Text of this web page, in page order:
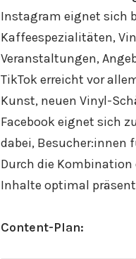
Instagram eignet sich
Kaffeespezialitäten,
Veranstaltungen,
TikTok erreicht vor
Kunst, neuen Vinyl-
Facebook eignet sich
dabei, Besucher:innen
Durch die
Inhalte optimal
Content-Plan: